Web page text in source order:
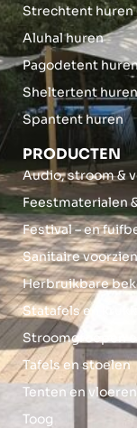
Strechtent huren
Aluhal huren
Pagodetent
Sheltertent huren
Spantent huren
PRODUCTEN
Audio, stroom &
Feestmaterialen
Festival – en
Sanitaire
Herbruikbare
Statafels en
Stroomgroepen
Tafels en stoelen
Tenten en vloeren
Toog